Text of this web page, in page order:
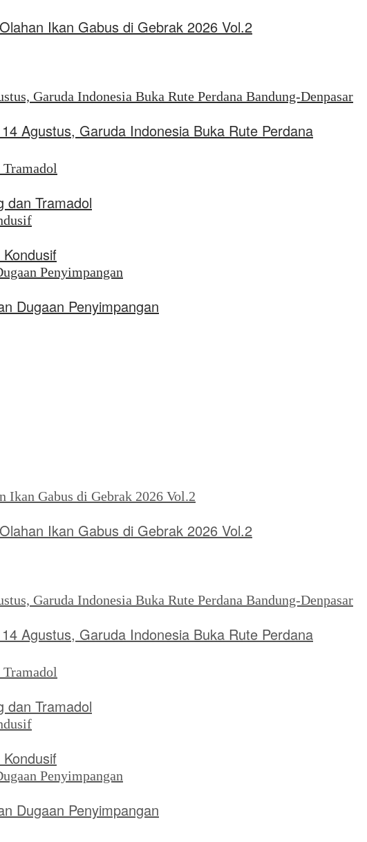
Ikan Gabus di Gebrak 2026 Vol.2
Agustus, Garuda Indonesia Buka Rute Perdana
dan Tramadol
Dugaan Penyimpangan
Ikan Gabus di Gebrak 2026 Vol.2
Agustus, Garuda Indonesia Buka Rute Perdana
dan Tramadol
Dugaan Penyimpangan